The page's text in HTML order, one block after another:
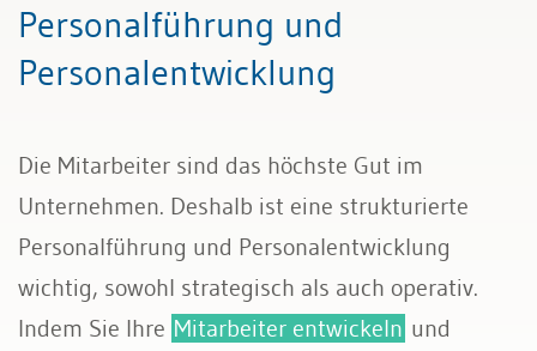
Arbeitsverträge und Reglemente
Arbeitszeit und Absenzen
Personalführung und Personalentwicklung
Kündigung & Arbeitszeugnis
Sozialversicherungen
Personalführung und
Personalentwicklung
Die Mitarbeiter sind das höchste Gut im
Unternehmen. Deshalb ist eine strukturierte
Personalführung und Personalentwicklung
wichtig, sowohl strategisch als auch operativ.
Indem Sie Ihre Mitarbeiter entwickeln und